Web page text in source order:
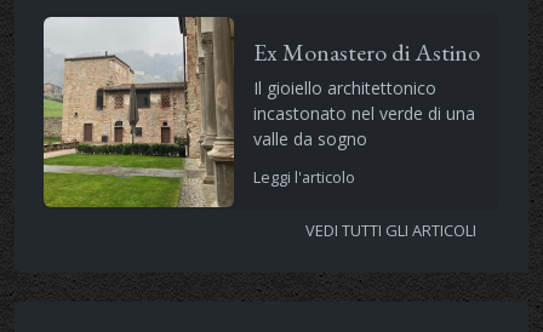
Ex Monastero di Astino
Il gioiello architettonico
incastonato nel verde di una
valle da sogno
Leggi l'articolo
VEDI TUTTI GLI ARTICOLI